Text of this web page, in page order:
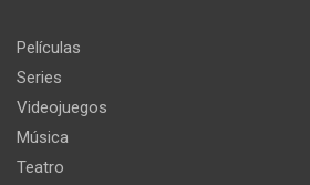
Películas
Series
Videojuegos
Música
Teatro